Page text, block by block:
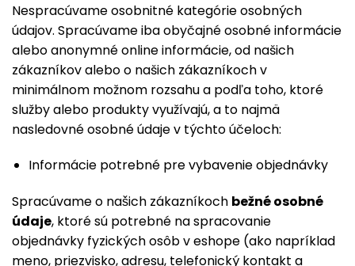
Nespracúvame osobnitné kategórie osobných
údajov. Spracúvame iba obyčajné osobné informácie
alebo anonymné online informácie, od našich
zákazníkov alebo o našich zákazníkoch v
minimálnom možnom rozsahu a podľa toho, ktoré
služby alebo produkty využívajú, a to najmä
nasledovné osobné údaje v týchto účeloch:
Informácie potrebné pre vybavenie objednávky
Spracúvame o našich zákazníkoch bežné osobné
údaje, ktoré sú potrebné na spracovanie
objednávky fyzických osôb v eshope (ako napríklad
meno, priezvisko, adresu, telefonický kontakt a